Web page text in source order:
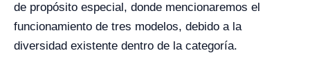
de propósito especial, donde mencionaremos el
funcionamiento de tres modelos, debido a la
diversidad existente dentro de la categoría.